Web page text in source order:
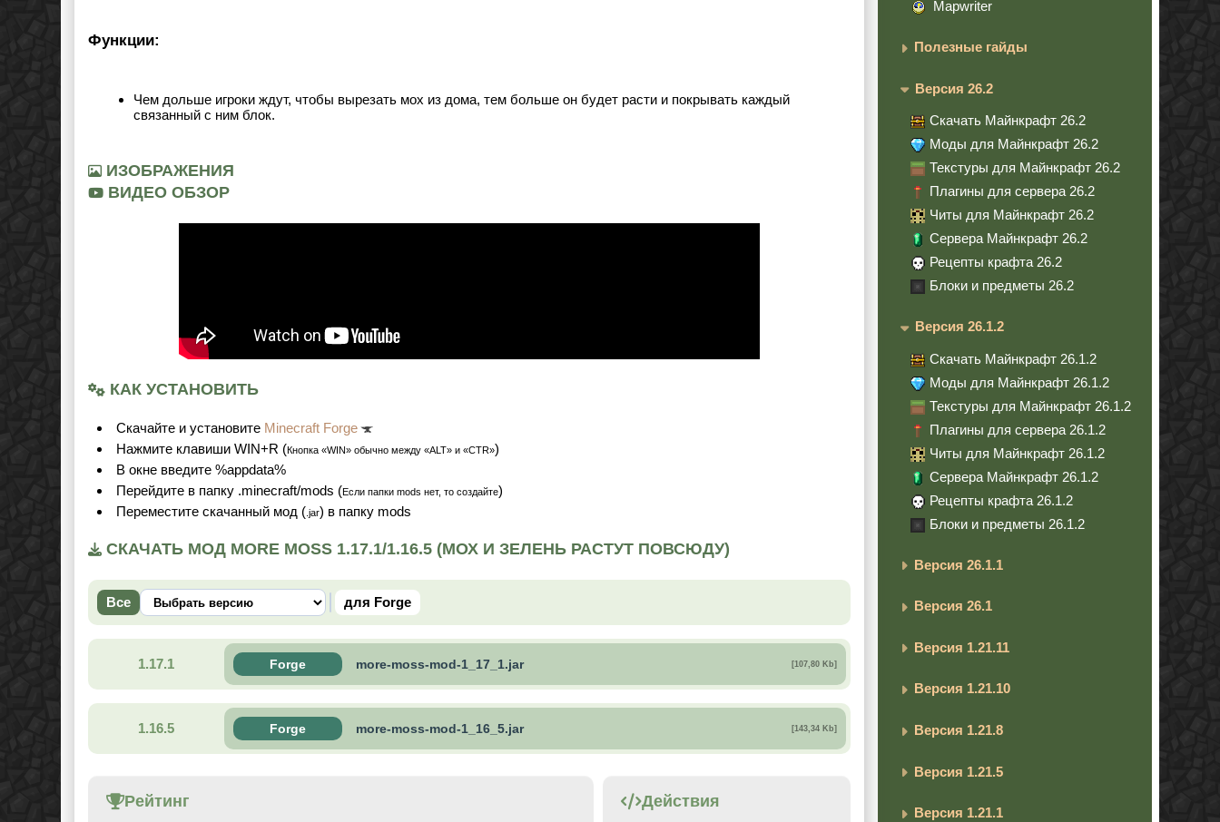
Функции:
Чем дольше игроки ждут, чтобы вырезать мох из дома, тем больше он будет расти и покрывать каждый
связанный с ним блок.
ИЗОБРАЖЕНИЯ
ВИДЕО ОБЗОР
КАК УСТАНОВИТЬ
Cкачайте и установите Minecraft Forge
Нажмите клавиши WIN+R (Кнопка «WIN» обычно между «ALT» и «CTR»)
В окне введите %appdata%
Перейдите в папку .minecraft/mods (Если папки mods нет, то создайте)
Переместите скачанный мод ( .jar) в папку mods
СКАЧАТЬ МОД MORE MOSS 1.17.1/1.16.5 (МОХ И ЗЕЛЕНЬ РАСТУТ ПОВСЮДУ)
Все для Forge
1.17.1 Forge more-moss-mod-1_17_1.jar [107,80 Kb]
1.16.5 Forge more-moss-mod-1_16_5.jar [143,34 Kb]
Рейтинг Действия
Mapwriter
Полезные гайды
Версия 26.2
Скачать Майнкрафт 26.2
Моды для Майнкрафт 26.2
Текстуры для Майнкрафт 26.2
Плагины для сервера 26.2
Читы для Майнкрафт 26.2
Сервера Майнкрафт 26.2
Рецепты крафта 26.2
Блоки и предметы 26.2
Версия 26.1.2
Скачать Майнкрафт 26.1.2
Моды для Майнкрафт 26.1.2
Текстуры для Майнкрафт 26.1.2
Плагины для сервера 26.1.2
Читы для Майнкрафт 26.1.2
Сервера Майнкрафт 26.1.2
Рецепты крафта 26.1.2
Блоки и предметы 26.1.2
Версия 26.1.1
Версия 26.1
Версия 1.21.11
Версия 1.21.10
Версия 1.21.8
Версия 1.21.5
Версия 1.21.1